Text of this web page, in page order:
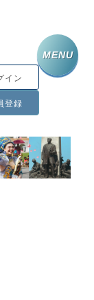
イン
登録
MENU